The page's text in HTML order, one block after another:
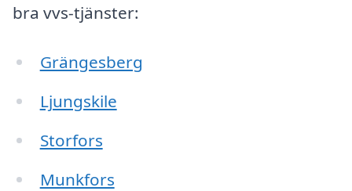
bra vvs-tjänster:
Grängesberg
Ljungskile
Storfors
Munkfors